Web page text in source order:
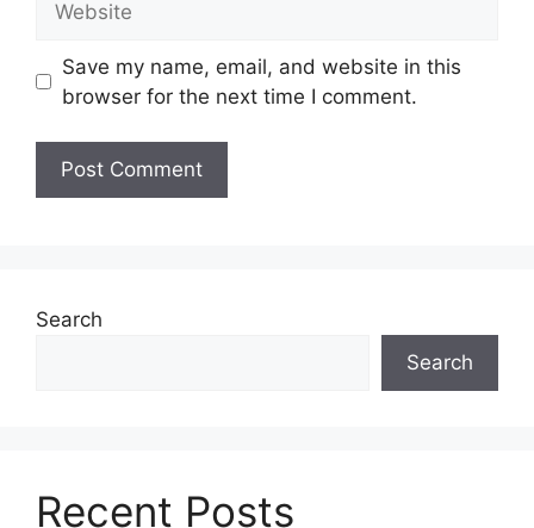
Save my name, email, and website in this
browser for the next time I comment.
Search
Search
Recent Posts